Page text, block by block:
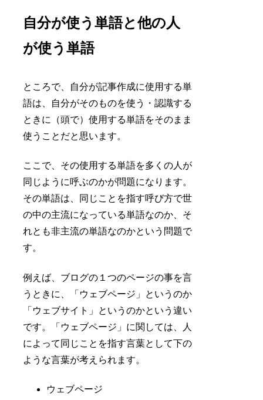
自分が使う単語と他の人
が使う単語
ところで、自分が記事作成に使用する単
語は、自分がそのものを使う・認識する
ときに（頭で）使用する単語をそのまま
使うことだと思います。
ここで、その使用する単語を多くの人が
同じように呼ぶのかが問題になります。
その単語は、同じことを指す呼び方で世
の中の主流になっている単語なのか、そ
れとも非主流の単語なのかという問題で
す。
例えば、ブログの１つのページの事を言
うときに、「ウェブページ」というのか
「ウェブサイト」というのかという違い
です。「ウェブページ」に関しては、人
によって同じことを指す言葉として下の
ような言葉が考えられます。
ウェブページ